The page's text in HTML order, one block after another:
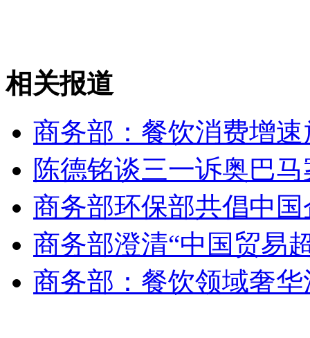
女孩北京地铁殴打老人 痛下狠手拳打脚踢
无痛分娩是否安全 医生回应
外交部：反对强权政治霸凌主义
外交部：有关国家言论片面不公正
安徽一实载49人客车翻车
相关报道
商务部：餐饮消费增
陈德铭谈三一诉奥巴
商务部环保部共倡中
商务部澄清“中国贸易
商务部：餐饮领域奢